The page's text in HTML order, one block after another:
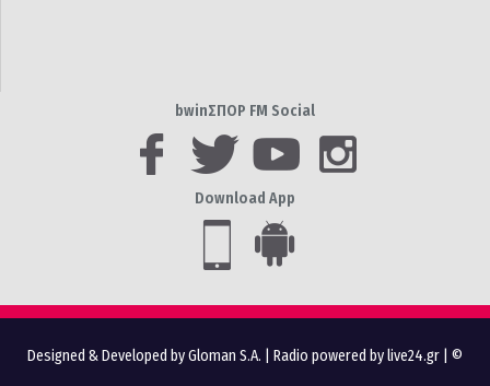
bwinΣΠΟΡ FM Social
Download App
Designed & Developed by Gloman S.A. Radio powered by live24.gr | ©